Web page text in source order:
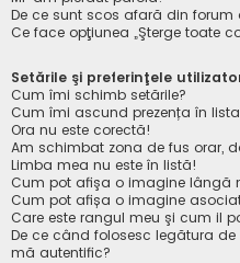
De ce sunt scos afară din forum
Ce face opţiunea „Şterge toate
Setările şi preferinţele
Cum îmi schimb setările?
Cum îmi ascund prezența în
Ora nu este corectă!
Am schimbat zona de fus orar,
Limba mea nu este în listă!
Cum pot afişa o imagine lângă
Cum pot afișa o imagine
Care este rangul meu şi cum il
De ce când folosesc legătura
mă autentific?